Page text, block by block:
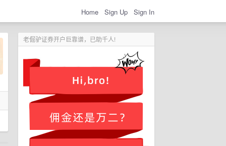
Home Sign Up Sign In
老倔驴证券开户巨靠谱，已助千人!